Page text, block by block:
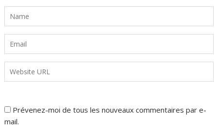
Prévenez-moi de tous les nouveaux commentaires par e-
mail.